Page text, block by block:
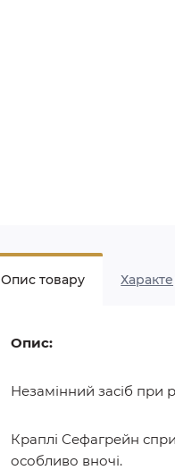
Опис товару
Опис:
Незамінний засіб при
Краплі Сефагрейн
особливо вночі.